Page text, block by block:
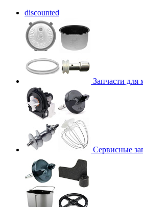
discounted
Запчасти для
Сервисные